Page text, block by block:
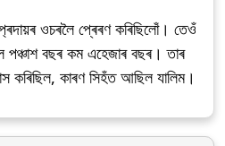
ওচৰলৈ প্ৰেৰণ কৰিছিলোঁ। তেওঁ
পঞ্চাশ বছৰ কম এহেজাৰ বছৰ। তাৰ
কৰিছিল, কাৰণ সিহঁত আছিল যালিম।